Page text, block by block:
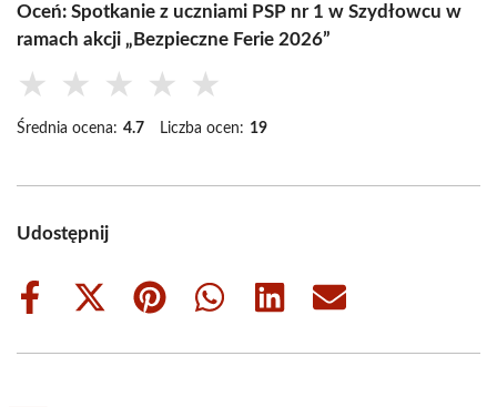
Oceń: Spotkanie z uczniami PSP nr 1 w Szydłowcu w
ramach akcji „Bezpieczne Ferie 2026”
★ ★ ★ ★ ★
Średnia ocena: 4.7 Liczba ocen: 19
Udostępnij
Share
Share
(Twitter)
Share
Share
Share
Share